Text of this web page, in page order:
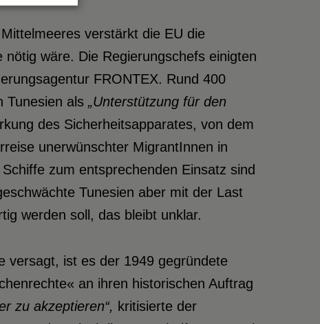
verstärkt die EU die
wäre. Die Regierungschefs einigten
FRONTEX. Rund 400
Tunesien als „Unterstützung für den
des Sicherheitsapparates, von dem
unerwünschter MigrantInnen in
zum entsprechenden Einsatz sind
Tunesien aber mit der Last
werden soll, das bleibt unklar.
versagt, ist es der 1949 gegründete
an ihren historischen Auftrag
zu akzeptieren“, kritisierte der